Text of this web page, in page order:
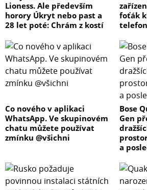
Lioness. Ale především
horory Úkryt nebo past a
28 let poté: Chrám z kostí
foťák
Co nového v aplikaci
WhatsApp. Ve skupinovém
chatu můžete používat
zmínku @všichni
Bose
Gen
a